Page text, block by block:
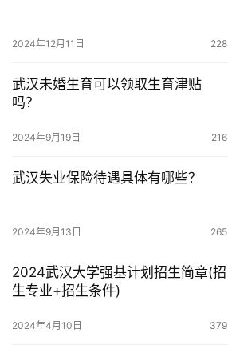
2024年12月11日 228
武汉未婚生育可以领取生育津贴
吗？
2024年9月19日 216
武汉失业保险待遇具体有哪些？
2024年9月13日 265
2024武汉大学强基计划招生简章(招
生专业+招生条件)
2024年4月10日 379